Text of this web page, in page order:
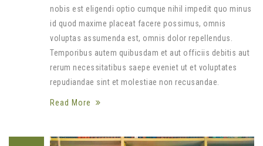
nobis est eligendi optio cumque nihil impedit quo minus
id quod maxime placeat facere possimus, omnis
voluptas assumenda est, omnis dolor repellendus.
Temporibus autem quibusdam et aut officiis debitis aut
rerum necessitatibus saepe eveniet ut et voluptates
repudiandae sint et molestiae non recusandae.
Read More